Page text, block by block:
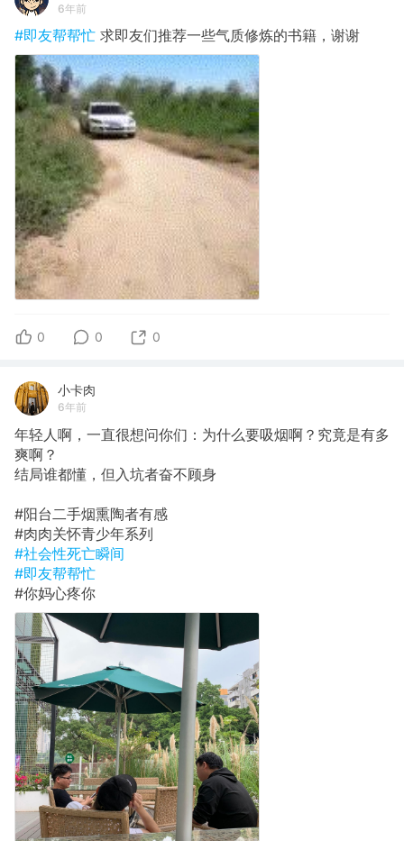
6年前
#即友帮帮忙 求即友们推荐一些气质修炼的书籍，谢谢
0 0 0
小卡肉
6年前
年轻人啊，一直很想问你们：为什么要吸烟啊？究竟是有多
爽啊？
结局谁都懂，但入坑者奋不顾身
#阳台二手烟熏陶者有感
#肉肉关怀青少年系列
#社会性死亡瞬间
#即友帮帮忙
#你妈心疼你